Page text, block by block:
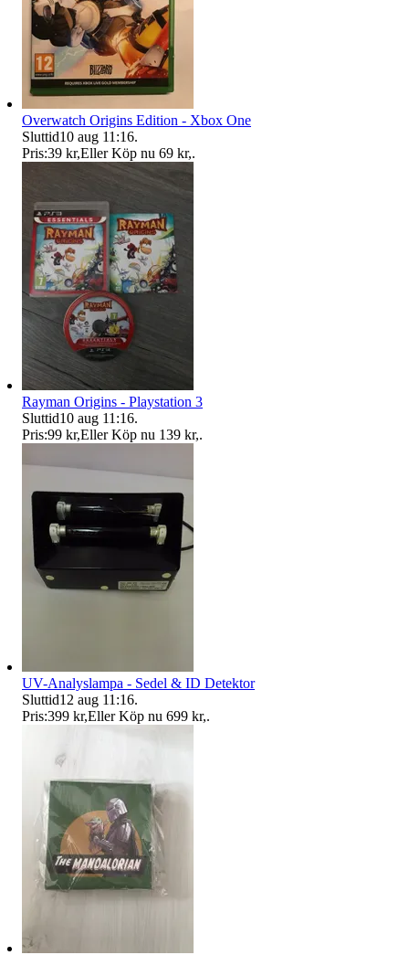
Overwatch Origins Edition - Xbox One
Sluttid10 aug 11:16.
Pris:39 kr,Eller Köp nu 69 kr,.
Rayman Origins - Playstation 3
Sluttid10 aug 11:16.
Pris:99 kr,Eller Köp nu 139 kr,.
UV-Analyslampa - Sedel & ID Detektor
Sluttid12 aug 11:16.
Pris:399 kr,Eller Köp nu 699 kr,.